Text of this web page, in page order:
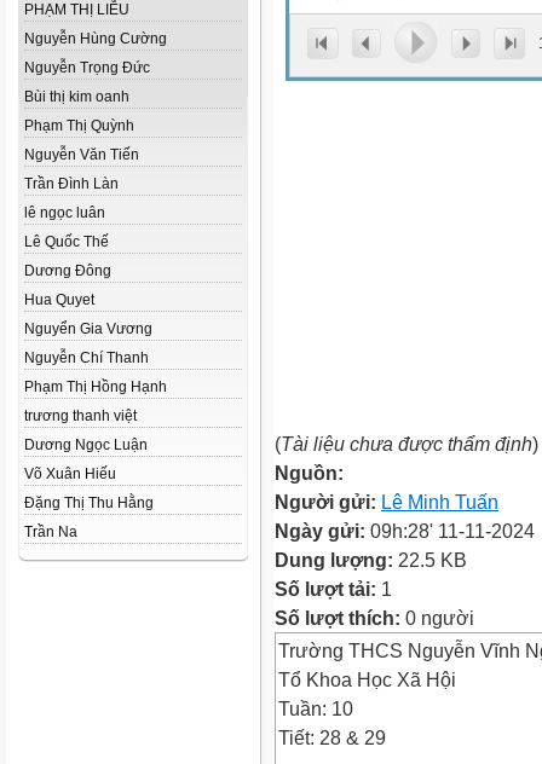
PHẠM THỊ LIỄU
Nguyễn Hùng Cường
Nguyễn Trọng Đức
Bùi thị kim oanh
Phạm Thị Quỳnh
Nguyễn Văn Tiến
Trần Đình Làn
lê ngọc luân
Lê Quốc Thế
Dương Đông
Hua Quyet
Nguyển Gia Vương
Nguyễn Chí Thanh
Phạm Thị Hồng Hạnh
trương thanh việt
Dương Ngọc Luận
Võ Xuân Hiếu
Đặng Thị Thu Hằng
Trần Na
(Tài liệu chưa được thẩm định)
Nguồn:
Người gửi: Lê Minh Tuấn
Ngày gửi: 09h:28' 11-11-2024
Dung lượng: 22.5 KB
Số lượt tải: 1
Số lượt thích: 0 người
Trường THCS Nguyễn Vĩnh
Tổ Khoa Học Xã Hội
Tuần: 10
Tiết: 28 & 29